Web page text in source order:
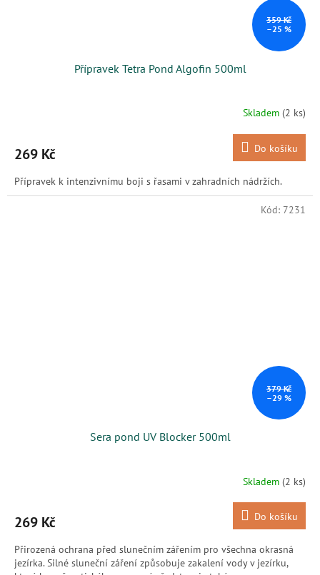
359 Kč
–25 %
Přípravek Tetra Pond Algofin 500ml
Skladem (2 ks)
269 Kč Do košíku
Přípravek k intenzivnímu boji s řasami v zahradních nádržích.
379 Kč
–29 %
Sera pond UV Blocker 500ml
Skladem (2 ks)
269 Kč Do košíku
Přirozená ochrana před slunečním zářením pro všechna okrasná
jezírka. Silné sluneční záření způsobuje zakalení vody v jezírku,
Kód: 7231